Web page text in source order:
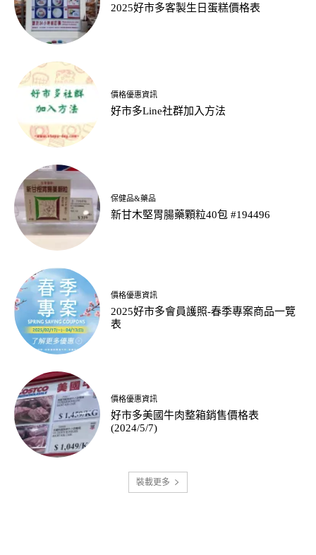
2025好市多客製生日蛋糕價格表
價格優惠資訊
好市多Line社群加入方法
保健品&藥品
新甘木堅胃腸藥顆粒40包 #194496
價格優惠資訊
2025好市多會員護照-春季專案商品一覽
表
價格優惠資訊
好市多美國牛肉整箱銷售價格表
(2024/5/7)
裝載更多